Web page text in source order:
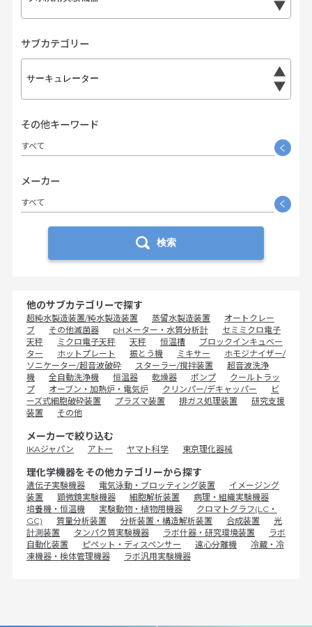
サブカテゴリー
その他キーワード
すべて く
メーカー
すべて く
検索
他のサブカテゴリーで探す
超純水製造装置/純水製造装置 蒸留水製造装置
オートクレー
ブ
その他滅菌器 pHメーター・水質分析計
セミミクロ電子
天秤
ミクロ電子天秤 天秤 恒温槽
ブロックインキュベー
ター
ホットプレート 振とう機 ミキサー
ホモジナイザー/
ソニケーター/超音波破砕
スターラー/撹拌装置
超音波洗浄
機
全自動洗浄機 恒温器 乾燥器 ポンプ
クールトラッ
プ
オーブン・加熱炉・電気炉 クリンパー/デキャッパー
ビ
ーズ式細胞破砕装置
プラズマ装置 排ガス処理装置
研究支援
装置
その他
メーカーで絞り込む
IKAジャパン アトー ヤマト科学 東京理化器械
理化学機器をその他カテゴリーから探す
遺伝子実験機器 電気泳動・ブロッティング装置
イメージング
装置
顕微鏡実験機器 細胞解析装置
病理・組織実験機器
培養機・恒温機
実験動物・植物用機器
クロマトグラフ(LC・
GC)
質量分析装置 分析装置・構造解析装置 合成装置
光
計測装置
タンパク質実験機器 ラボ什器・研究環境装置
ラボ
自動化装置
ピペット・ディスペンサー 遠心分離機
冷蔵・冷
凍機器・検体管理機器
ラボ汎用実験機器